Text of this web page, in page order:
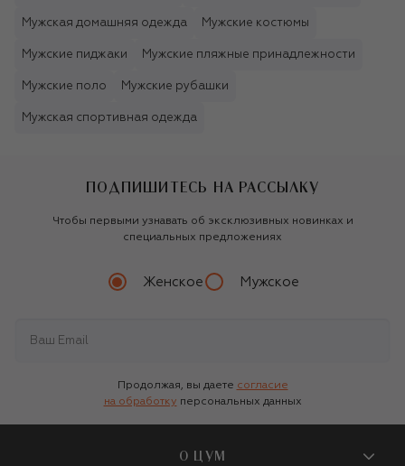
Мужская домашняя одежда Мужские костюмы
Мужские пиджаки Мужские пляжные принадлежности
Мужские поло Мужские рубашки
Мужская спортивная одежда
ПОДПИШИТЕСЬ НА РАССЫЛКУ
Чтобы первыми узнавать об эксклюзивных новинках и
специальных предложениях
Женское Мужское
Продолжая, вы даете согласие
на обработку персональных данных
О ЦУМ